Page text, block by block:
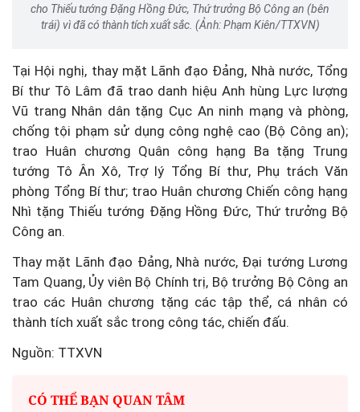
cho Thiếu tướng Đặng Hồng Đức, Thứ trưởng Bộ Công an (bên
trái) vì đã có thành tích xuất sắc. (Ảnh: Phạm Kiên/TTXVN)
Tại Hội nghị, thay mặt Lãnh đạo Đảng, Nhà nước, Tổng
Bí thư Tô Lâm đã trao danh hiệu Anh hùng Lực lượng
Vũ trang Nhân dân tặng Cục An ninh mạng và phòng,
chống tội phạm sử dụng công nghệ cao (Bộ Công an);
trao Huân chương Quân công hạng Ba tặng Trung
tướng Tô Ân Xô, Trợ lý Tổng Bí thư, Phụ trách Văn
phòng Tổng Bí thư; trao Huân chương Chiến công hạng
Nhì tặng Thiếu tướng Đặng Hồng Đức, Thứ trưởng Bộ
Công an.
Thay mặt Lãnh đạo Đảng, Nhà nước, Đại tướng Lương
Tam Quang, Ủy viên Bộ Chính trị, Bộ trưởng Bộ Công an
trao các Huân chương tặng các tập thể, cá nhân có
thành tích xuất sắc trong công tác, chiến đấu.
Nguồn: TTXVN
CÓ THỂ BẠN QUAN TÂM